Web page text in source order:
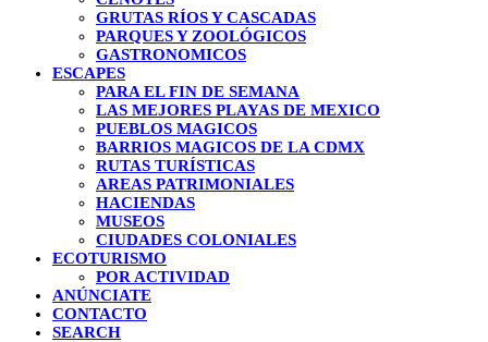
GRUTAS RÍOS Y CASCADAS
PARQUES Y ZOOLÓGICOS
GASTRONOMICOS
ESCAPES
PARA EL FIN DE SEMANA
LAS MEJORES PLAYAS DE MEXICO
PUEBLOS MAGICOS
BARRIOS MAGICOS DE LA CDMX
RUTAS TURÍSTICAS
AREAS PATRIMONIALES
HACIENDAS
MUSEOS
CIUDADES COLONIALES
ECOTURISMO
POR ACTIVIDAD
ANÚNCIATE
CONTACTO
SEARCH